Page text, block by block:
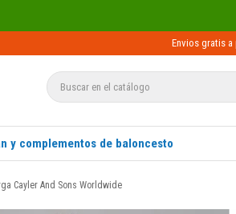
Envios gratis a
y complementos de baloncesto
Cayler And Sons Worldwide